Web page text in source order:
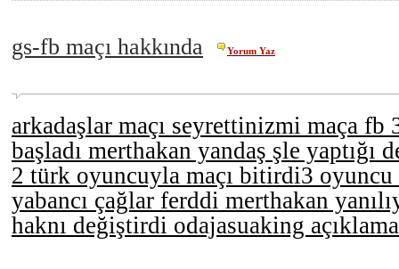
gs-fb maçı hakkında Yorum Yaz
arkadaşlar maçı seyrettinizmi maça
başladı merthakan yandaş şle
2 türk oyuncuyla maçı bitirdi3 oyuncu
yabancı çağlar ferddi merthakan
haknı değiştirdi odajasuaking açıklama